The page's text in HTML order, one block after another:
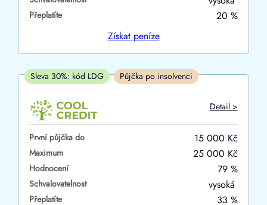
ano
ne
V hotovosti
ano
Přeplatíte
20 %
Získatpeníze
Sleva 30%: kód LDG Půjčka po insolvenci
Detail >
První půjčka do 15 000 Kč
Maximum 25 000 Kč
Hodnocení 79 %
Schvalovatelnost vysoká
Přeplatíte
33 %